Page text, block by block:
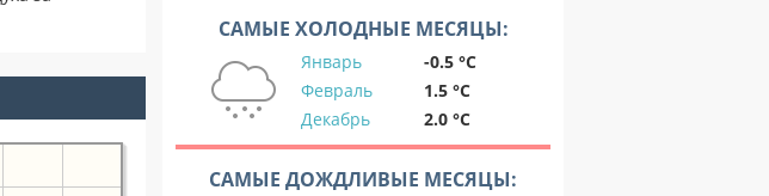
САМЫЕ ХОЛОДНЫЕ МЕСЯЦЫ:
Январь
-0.5 °C
Февраль
1.5 °C
Декабрь
2.0 °C
САМЫЕ ДОЖДЛИВЫЕ МЕСЯЦЫ: